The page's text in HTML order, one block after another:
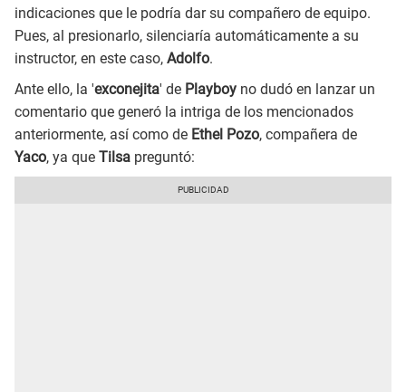
indicaciones que le podría dar su compañero de equipo.
Pues, al presionarlo, silenciaría automáticamente a su
instructor, en este caso, Adolfo.
Ante ello, la 'exconejita' de Playboy no dudó en lanzar un
comentario que generó la intriga de los mencionados
anteriormente, así como de Ethel Pozo, compañera de
Yaco, ya que Tilsa preguntó: